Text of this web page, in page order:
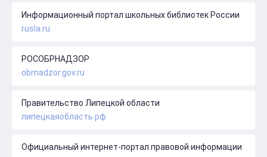
Информационный портал школьных библиотек России
rusla.ru
РОСОБРНАДЗОР
obrnadzor.gov.ru
Правительство Липецкой области
липецкаяобласть.рф
Официальный интернет-портал правовой информации